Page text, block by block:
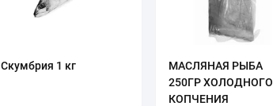
Скумбрия 1 кг
МАСЛЯНАЯ РЫБА
250ГР ХОЛОДНОГО
КОПЧЕНИЯ